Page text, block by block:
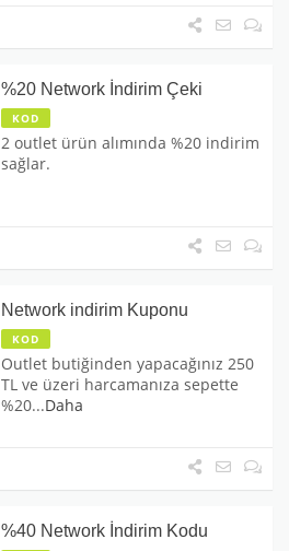
%20 Network İndirim Çeki
KOD
2 outlet ürün alımında %20 indirim
sağlar.
Network indirim Kuponu
KOD
Outlet butiğinden yapacağınız 250
TL ve üzeri harcamanıza sepette
%20...Daha
%40 Network İndirim Kodu